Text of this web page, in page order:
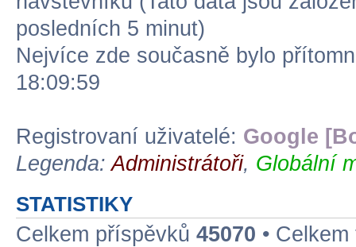
posledních 5 minut)
Nejvíce zde současně bylo
18:09:59
Registrovaní uživatelé: Google
Legenda:Administrátoři, Globální
STATISTIKY
Celkem příspěvků 45070 •